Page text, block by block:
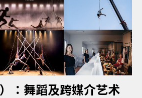
：舞蹈及跨媒介艺术